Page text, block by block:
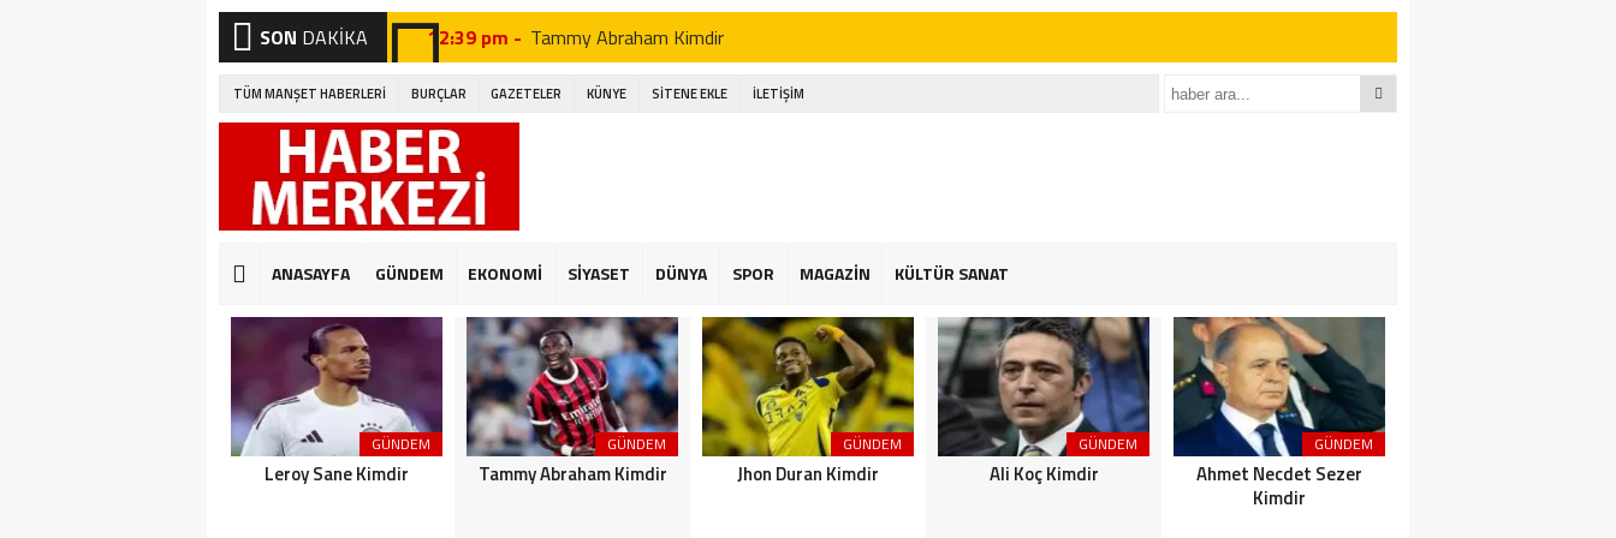
SON DAKİKA 12:39 pm - Tammy Abraham Kimdir
12:27 pm - Jhon Duran Kimdir
12:46 pm -
12:19 pm -
12:09 pm -
12:41 pm - Güneş Kremi Tercihi
12:32 pm - Kene Yapışırsa Ne Yapmalıyım
12:04 pm - En Ucuz Tatil
TÜM MANŞET HABERLERİ BURÇLAR GAZETELER KÜNYE SİTENE EKLE İLETİŞİM
ANASAYFA GÜNDEM EKONOMİ SİYASET DÜNYA SPOR MAGAZİN KÜLTÜR SANAT
GÜNDEM
Leroy Sane Kimdir
GÜNDEM
Tammy Abraham Kimdir
GÜNDEM
Jhon Duran Kimdir
GÜNDEM
Ali Koç Kimdir
GÜNDEM
Ahmet Necdet Sezer
Kimdir